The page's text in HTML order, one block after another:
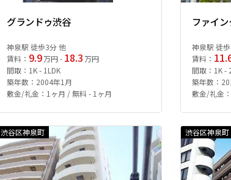
グランドゥ渋谷
神泉駅 徒歩3分 他
賃料： 9.9万円 - 18.3 万円
間取：1K - 1LDK
築年数：2004年1月
敷金/礼金：1ヶ月 / 無料 - 1ヶ月
ファイ
神泉駅 徒
賃料：
間取：1K -
築年数：
敷金/礼金
渋谷区神泉町 渋谷区神泉町